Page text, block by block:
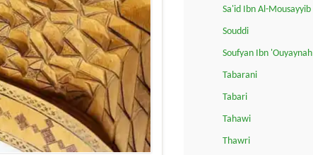
Sa'id Ibn Al-Mousayyib
Souddi
Soufyan Ibn 'Ouyaynah
Tabarani
Tabari
Tahawi
Thawri